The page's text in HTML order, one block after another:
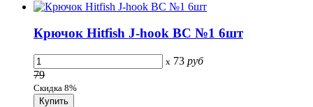
Крючок Hitfish J-hook BC №1 6шт
x 73 руб
79
Скидка 8%